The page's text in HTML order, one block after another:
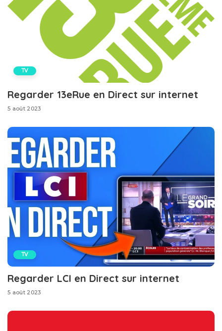
TV
Regarder 13eRue en Direct sur internet
5 août 2023
TV
Regarder LCI en Direct sur internet
5 août 2023